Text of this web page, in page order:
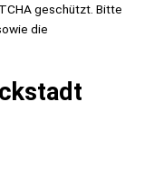
geschützt. Bitte
die